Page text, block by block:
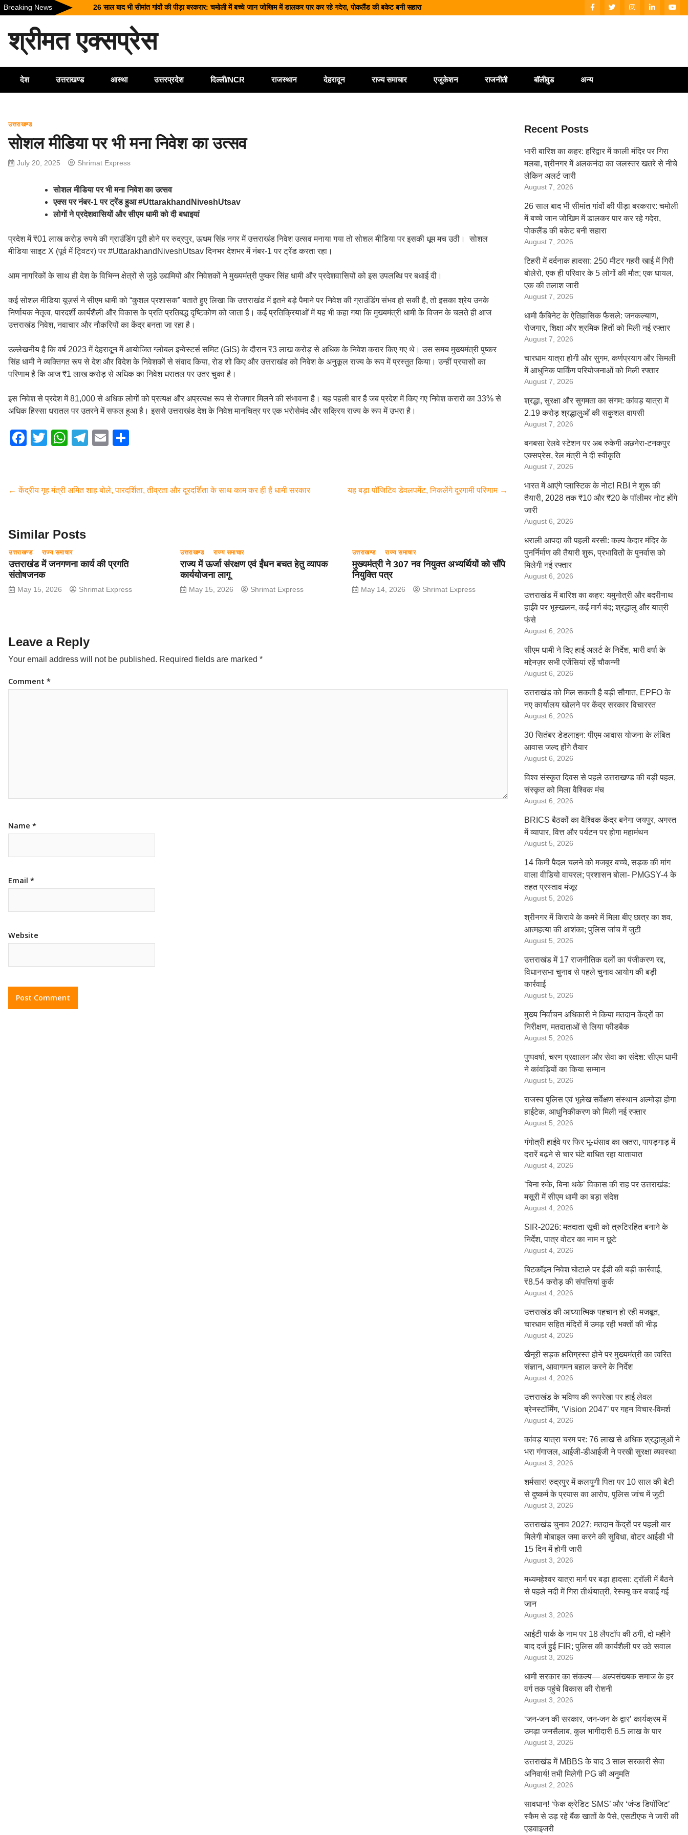
Skip
to
Breaking News
26 साल बाद भी सीमांत गांवों की पीड़ा बरकरार: चमोली में बच्चे जान जोखिम में डालकर पार कर रहे गदेरा, पोकलैंड की बकेट बनी सहारा
धामी कैबिनेट के ऐतिहासिक फैसले: जनकल्याण, रोजगार, शिक्षा और श्रमिक हितों को मिली नई रफ्तार
चारधाम यात्रा होगी और सुगम, कर्णप्रयाग और सिमली में आधुनिक पार्किंग परियोजनाओं को मिली रफ्तार
भारी बारिश का कहर: हरिद्वार में काली मंदिर पर गिरा मलबा, श्रीनगर में अलकनंदा का जलस्तर खतरे से नीचे लेकिन अलर्ट जारी
श्रीमत एक्सप्रेस
देश उत्तराखण्ड आस्था उत्तरप्रदेश दिल्ली/NCR राजस्थान देहरादून राज्य समाचार एजुकेशन राजनीती बॉलीवुड अन्य
उत्तराखण्ड
सोशल मीडिया पर भी मना निवेश का उत्सव
July 20, 2025 Shrimat Express
सोशल मीडिया पर भी मना निवेश का उत्सव
एक्स पर नंबर-1 पर ट्रेंड हुआ #UttarakhandNiveshUtsav
लोगों ने प्रदेशवासियों और सीएम धामी को दी बधाइयां
प्रदेश में ₹01 लाख करोड़ रुपये की ग्राउंडिंग पूरी होने पर रुद्रपुर, ऊधम सिंह नगर में उत्तराखंड निवेश उत्सव मनाया गया तो सोशल मीडिया पर इसकी धूम मच उठी। सोशल
मीडिया साइट X (पूर्व में ट्विटर) पर #UttarakhandNiveshUtsav दिनभर देशभर में नंबर-1 पर ट्रेंड करता रहा।
आम नागरिकों के साथ ही देश के विभिन्न क्षेत्रों से जुड़े उद्यमियों और निवेशकों ने मुख्यमंत्री पुष्कर सिंह धामी और प्रदेशवासियों को इस उपलब्धि पर बधाई दी।
कई सोशल मीडिया यूज़र्स ने सीएम धामी को “कुशल प्रशासक” बताते हुए लिखा कि उत्तराखंड में इतने बड़े पैमाने पर निवेश की ग्राउंडिंग संभव हो सकी है, तो इसका श्रेय उनके
निर्णायक नेतृत्व, पारदर्शी कार्यशैली और विकास के प्रति प्रतिबद्ध दृष्टिकोण को जाता है। कई प्रतिक्रियाओं में यह भी कहा गया कि मुख्यमंत्री धामी के विजन के चलते ही आज
उत्तराखंड निवेश, नवाचार और नौकरियों का केंद्र बनता जा रहा है।
उल्लेखनीय है कि वर्ष 2023 में देहरादून में आयोजित ग्लोबल इन्वेस्टर्स समिट (GIS) के दौरान ₹3 लाख करोड़ से अधिक के निवेश करार किए गए थे। उस समय मुख्यमंत्री पुष्कर
सिंह धामी ने व्यक्तिगत रूप से देश और विदेश के निवेशकों से संवाद किया, रोड शो किए और उत्तराखंड को निवेश के अनुकूल राज्य के रूप में प्रस्तुत किया। उन्हीं प्रयासों का
परिणाम है कि आज ₹1 लाख करोड़ से अधिक का निवेश धरातल पर उतर चुका है।
इस निवेश से प्रदेश में 81,000 से अधिक लोगों को प्रत्यक्ष और अप्रत्यक्ष रूप से रोजगार मिलने की संभावना है। यह पहली बार है जब प्रदेश में किए गए निवेश करारों का 33% से
अधिक हिस्सा धरातल पर उतरने में सफल हुआ है। इससे उत्तराखंड देश के निवेश मानचित्र पर एक भरोसेमंद और सक्रिय राज्य के रूप में उभरा है।
F
e
o
k
T
er
W
s
p
T
gr
E
e
← केंद्रीय गृह मंत्री अमित शाह बोले, पारदर्शिता, तीव्रता और दूरदर्शिता के साथ काम कर ही है धामी सरकार यह बड़ा पॉजिटिव डेवलपमेंट, निकलेंगे दूरगामी परिणाम →
Similar Posts
उत्तराखण्ड राज्य समाचार
उत्तराखंड में जनगणना कार्य की प्रगति
संतोषजनक
May 15, 2026 Shrimat Express
उत्तराखण्ड राज्य समाचार
राज्य में ऊर्जा संरक्षण एवं ईंधन बचत हेतु व्यापक
कार्ययोजना लागू
May 15, 2026 Shrimat Express
उत्तराखण्ड राज्य समाचार
मुख्यमंत्री ने 307 नव नियुक्त अभ्यर्थियों को सौंपे
नियुक्ति पत्र
May 14, 2026 Shrimat Express
Leave a Reply
Your email address will not be published. Required fields are marked *
Comment *
Name *
Email *
Website
Recent Posts
भारी बारिश का कहर: हरिद्वार में काली मंदिर पर गिरा
मलबा, श्रीनगर में अलकनंदा का जलस्तर खतरे से नीचे
लेकिन अलर्ट जारी
August 7, 2026
26 साल बाद भी सीमांत गांवों की पीड़ा बरकरार: चमोली
में बच्चे जान जोखिम में डालकर पार कर रहे गदेरा,
पोकलैंड की बकेट बनी सहारा
August 7, 2026
टिहरी में दर्दनाक हादसा: 250 मीटर गहरी खाई में गिरी
बोलेरो, एक ही परिवार के 5 लोगों की मौत; एक घायल,
एक की तलाश जारी
August 7, 2026
धामी कैबिनेट के ऐतिहासिक फैसले: जनकल्याण,
रोजगार, शिक्षा और श्रमिक हितों को मिली नई रफ्तार
August 7, 2026
चारधाम यात्रा होगी और सुगम, कर्णप्रयाग और सिमली
में आधुनिक पार्किंग परियोजनाओं को मिली रफ्तार
August 7, 2026
श्रद्धा, सुरक्षा और सुगमता का संगम: कांवड़ यात्रा में
2.19 करोड़ श्रद्धालुओं की सकुशल वापसी
August 7, 2026
बनबसा रेलवे स्टेशन पर अब रुकेगी अछनेरा-टनकपुर
एक्सप्रेस, रेल मंत्री ने दी स्वीकृति
August 7, 2026
भारत में आएंगे प्लास्टिक के नोट! RBI ने शुरू की
तैयारी, 2028 तक ₹10 और ₹20 के पॉलीमर नोट होंगे
जारी
August 6, 2026
धराली आपदा की पहली बरसी: कल्प केदार मंदिर के
पुनर्निर्माण की तैयारी शुरू, प्रभावितों के पुनर्वास को
मिलेगी नई रफ्तार
August 6, 2026
उत्तराखंड में बारिश का कहर: यमुनोत्री और बदरीनाथ
हाईवे पर भूस्खलन, कई मार्ग बंद; श्रद्धालु और यात्री
फंसे
August 6, 2026
सीएम धामी ने दिए हाई अलर्ट के निर्देश, भारी वर्षा के
मद्देनज़र सभी एजेंसियां रहें चौकन्नी
August 6, 2026
उत्तराखंड को मिल सकती है बड़ी सौगात, EPFO के
नए कार्यालय खोलने पर केंद्र सरकार विचाररत
August 6, 2026
30 सितंबर डेडलाइन: पीएम आवास योजना के लंबित
आवास जल्द होंगे तैयार
August 6, 2026
विश्व संस्कृत दिवस से पहले उत्तराखण्ड की बड़ी पहल,
संस्कृत को मिला वैश्विक मंच
August 6, 2026
BRICS बैठकों का वैश्विक केंद्र बनेगा जयपुर, अगस्त
में व्यापार, वित्त और पर्यटन पर होगा महामंथन
August 5, 2026
14 किमी पैदल चलने को मजबूर बच्चे, सड़क की मांग
वाला वीडियो वायरल; प्रशासन बोला- PMGSY-4 के
तहत प्रस्ताव मंजूर
August 5, 2026
श्रीनगर में किराये के कमरे में मिला बीए छात्र का शव,
आत्महत्या की आशंका; पुलिस जांच में जुटी
August 5, 2026
उत्तराखंड में 17 राजनीतिक दलों का पंजीकरण रद्द,
विधानसभा चुनाव से पहले चुनाव आयोग की बड़ी
कार्रवाई
August 5, 2026
मुख्य निर्वाचन अधिकारी ने किया मतदान केंद्रों का
निरीक्षण, मतदाताओं से लिया फीडबैक
August 5, 2026
पुष्पवर्षा, चरण प्रक्षालन और सेवा का संदेश: सीएम धामी
ने कांवड़ियों का किया सम्मान
August 5, 2026
राजस्व पुलिस एवं भूलेख सर्वेक्षण संस्थान अल्मोड़ा होगा
हाईटेक, आधुनिकीकरण को मिली नई रफ्तार
August 5, 2026
गंगोत्री हाईवे पर फिर भू-धंसाव का खतरा, पापड़गाड़ में
दरारें बढ़ने से चार घंटे बाधित रहा यातायात
August 4, 2026
‘बिना रुके, बिना थके’ विकास की राह पर उत्तराखंड:
मसूरी में सीएम धामी का बड़ा संदेश
August 4, 2026
SIR-2026: मतदाता सूची को त्रुटिरहित बनाने के
निर्देश, पात्र वोटर का नाम न छूटे
August 4, 2026
बिटकॉइन निवेश घोटाले पर ईडी की बड़ी कार्रवाई,
₹8.54 करोड़ की संपत्तियां कुर्क
August 4, 2026
उत्तराखंड की आध्यात्मिक पहचान हो रही मजबूत,
चारधाम सहित मंदिरों में उमड़ रही भक्तों की भीड़
August 4, 2026
खैनूरी सड़क क्षतिग्रस्त होने पर मुख्यमंत्री का त्वरित
संज्ञान, आवागमन बहाल करने के निर्देश
August 4, 2026
उत्तराखंड के भविष्य की रूपरेखा पर हाई लेवल
ब्रेनस्टॉर्मिंग, ‘Vision 2047’ पर गहन विचार-विमर्श
August 4, 2026
कांवड़ यात्रा चरम पर: 76 लाख से अधिक श्रद्धालुओं ने
भरा गंगाजल, आईजी-डीआईजी ने परखी सुरक्षा व्यवस्था
August 3, 2026
शर्मसार! रुद्रपुर में कलयुगी पिता पर 10 साल की बेटी
से दुष्कर्म के प्रयास का आरोप, पुलिस जांच में जुटी
August 3, 2026
उत्तराखंड चुनाव 2027: मतदान केंद्रों पर पहली बार
मिलेगी मोबाइल जमा करने की सुविधा, वोटर आईडी भी
15 दिन में होगी जारी
August 3, 2026
मध्यमहेश्वर यात्रा मार्ग पर बड़ा हादसा: ट्रॉली में बैठने
से पहले नदी में गिरा तीर्थयात्री, रेस्क्यू कर बचाई गई
जान
August 3, 2026
आईटी पार्क के नाम पर 18 लैपटॉप की ठगी, दो महीने
बाद दर्ज हुई FIR; पुलिस की कार्यशैली पर उठे सवाल
August 3, 2026
धामी सरकार का संकल्प— अल्पसंख्यक समाज के हर
वर्ग तक पहुंचे विकास की रोशनी
August 3, 2026
‘जन-जन की सरकार, जन-जन के द्वार’ कार्यक्रम में
उमड़ा जनसैलाब, कुल भागीदारी 6.5 लाख के पार
August 3, 2026
उत्तराखंड में MBBS के बाद 3 साल सरकारी सेवा
अनिवार्य! तभी मिलेगी PG की अनुमति
August 2, 2026
सावधान! ‘फेक क्रेडिट SMS’ और ‘जंप्ड डिपॉजिट’
स्कैम से उड़ रहे बैंक खातों के पैसे, एसटीएफ ने जारी की
एडवाइजरी